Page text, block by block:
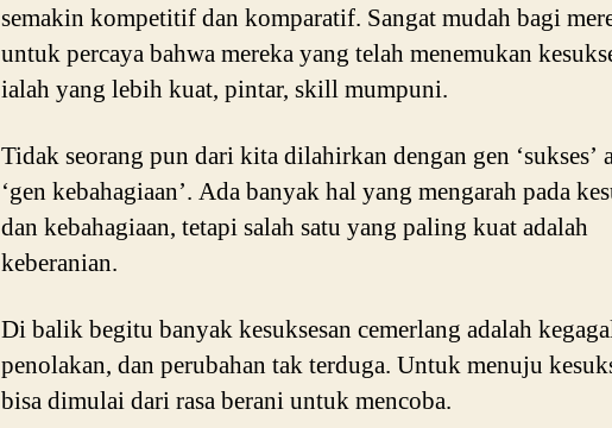
semakin kompetitif dan komparatif. Sangat mudah bagi
untuk percaya bahwa mereka yang telah menemukan
ialah yang lebih kuat, pintar, skill mumpuni.
Tidak seorang pun dari kita dilahirkan dengan gen ‘sukses’
‘gen kebahagiaan’. Ada banyak hal yang mengarah pada
dan kebahagiaan, tetapi salah satu yang paling kuat adalah
keberanian.
Di balik begitu banyak kesuksesan cemerlang adalah
penolakan, dan perubahan tak terduga. Untuk menuju
bisa dimulai dari rasa berani untuk mencoba.